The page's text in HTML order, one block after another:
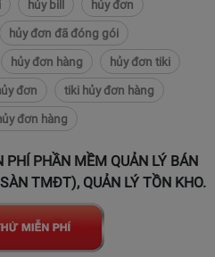
hủy bill
hủy đơn
hủy đơn đã đóng gói
hủy đơn hàng
hủy đơn tiki
đơn
tiki hủy đơn hàng
đơn hàng
PHẦN MỀM QUẢN LÝ BÁN
TMĐT), QUẢN LÝ TỒN KHO.